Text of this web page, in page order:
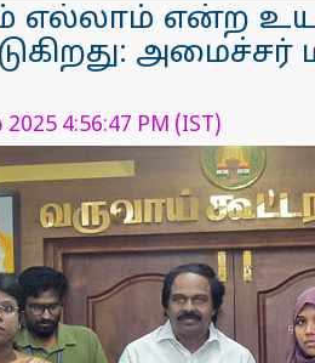
எல்லாம் என்ற
4:56:47 PM (IST)